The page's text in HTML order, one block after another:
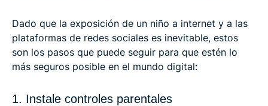
Dado que la exposición de un niño a internet y a las
plataformas de redes sociales es inevitable, estos
son los pasos que puede seguir para que estén lo
más seguros posible en el mundo digital:
1. Instale controles parentales